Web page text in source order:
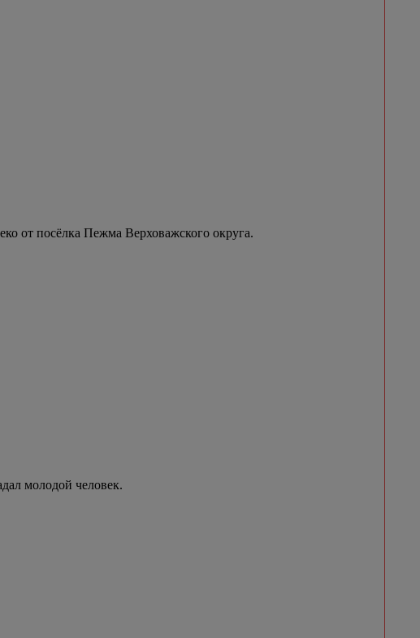
от посёлка Пежма Верховажского округа.
молодой человек.